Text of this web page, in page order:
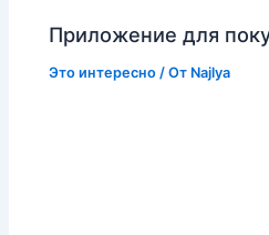
Приложение для
Это интересно / От Najlya